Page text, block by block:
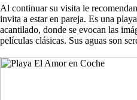
Al continuar su visita le
invita a estar en pareja. Es una
acantilado, donde se evocan las
películas clásicas. Sus aguas son